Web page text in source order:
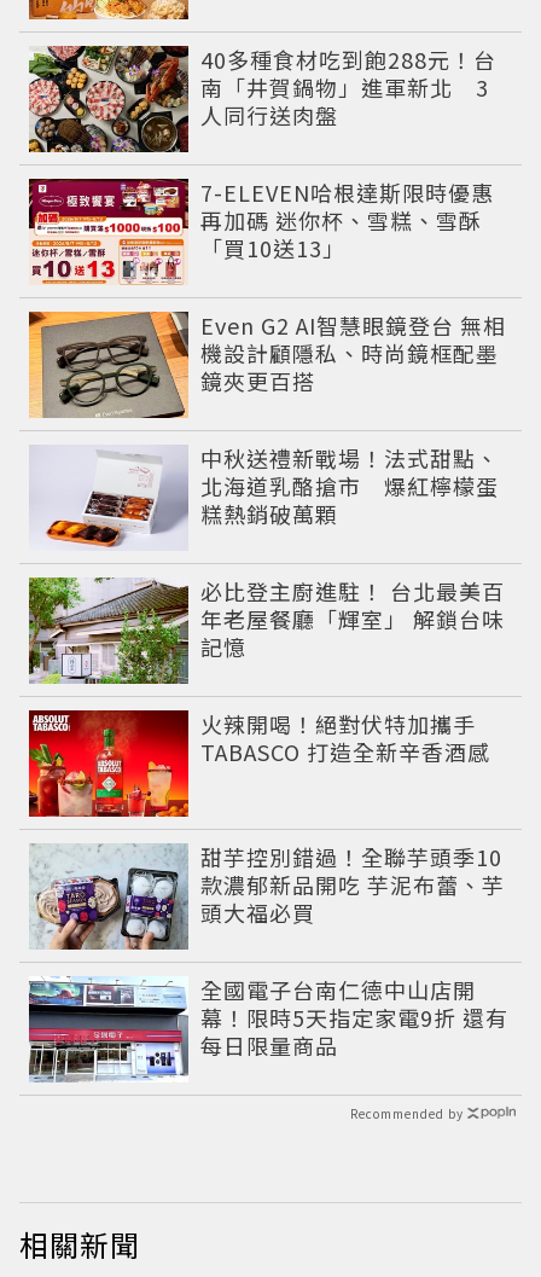
40多種食材吃到飽288元！台
南「井賀鍋物」進軍新北 3
人同行送肉盤
7-ELEVEN哈根達斯限時優惠
再加碼 迷你杯、雪糕、雪酥
「買10送13」
Even G2 AI智慧眼鏡登台 無相
機設計顧隱私、時尚鏡框配墨
鏡夾更百搭
中秋送禮新戰場！法式甜點、
北海道乳酪搶市 爆紅檸檬蛋
糕熱銷破萬顆
必比登主廚進駐！ 台北最美百
年老屋餐廳「輝室」 解鎖台味
記憶
火辣開喝！絕對伏特加攜手
TABASCO 打造全新辛香酒感
甜芋控別錯過！全聯芋頭季10
款濃郁新品開吃 芋泥布蕾、芋
頭大福必買
全國電子台南仁德中山店開
幕！限時5天指定家電9折 還有
每日限量商品
Recommended by
相關新聞